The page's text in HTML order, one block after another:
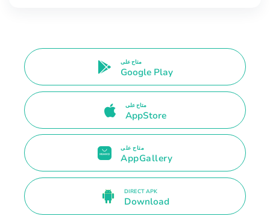
متاح على
Google Play
متاح على
AppStore
متاح على
AppGallery
DIRECT APK
Download